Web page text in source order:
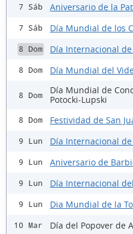
7 Sáb Aniversario de la
7 Sáb Día Mundial de los
8 Dom Día Internacional
8 Dom Día Mundial del
8 Dom
Día Mundial de
Potocki-Lupski
8 Dom Festividad de San
9 Lun Día Internacional
9 Lun Aniversario de
9 Lun Día Internacional
9 Lun Dia Mundial de la
10 Mar Día del Popover de